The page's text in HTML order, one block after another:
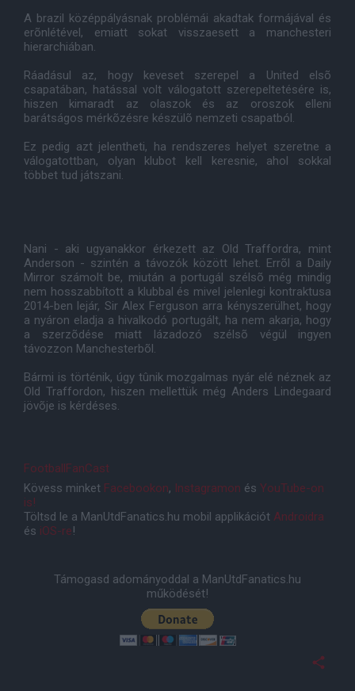
A brazil középpályásnak problémái akadtak formájával és
erõnlétével, emiatt sokat visszaesett a manchesteri
hierarchiában.
Ráadásul az, hogy keveset szerepel a United elsõ
csapatában, hatással volt válogatott szerepeltetésére is,
hiszen kimaradt az olaszok és az oroszok elleni
barátságos mérkõzésre készülõ nemzeti csapatból.
Ez pedig azt jelentheti, ha rendszeres helyet szeretne a
válogatottban, olyan klubot kell keresnie, ahol sokkal
többet tud játszani.
Nani - aki ugyanakkor érkezett az Old Traffordra, mint
Anderson - szintén a távozók között lehet. Errõl a Daily
Mirror számolt be, miután a portugál szélsõ még mindig
nem hosszabbított a klubbal és mivel jelenlegi kontraktusa
2014-ben lejár, Sir Alex Ferguson arra kényszerülhet, hogy
a nyáron eladja a hivalkodó portugált, ha nem akarja, hogy
a szerzõdése miatt lázadozó szélsõ végül ingyen
távozzon Manchesterbõl.
Bármi is történik, úgy tûnik mozgalmas nyár elé néznek az
Old Traffordon, hiszen mellettük még Anders Lindegaard
jövõje is kérdéses.
FootballFanCast
Kövess minket Facebookon, Instagramon és YouTube-on
is!
Töltsd le a ManUtdFanatics.hu mobil applikációt Androidra
és iOS-re!
Támogasd adományoddal a ManUtdFanatics.hu
működését!